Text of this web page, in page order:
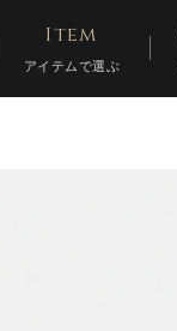
Item
アイテムで選ぶ